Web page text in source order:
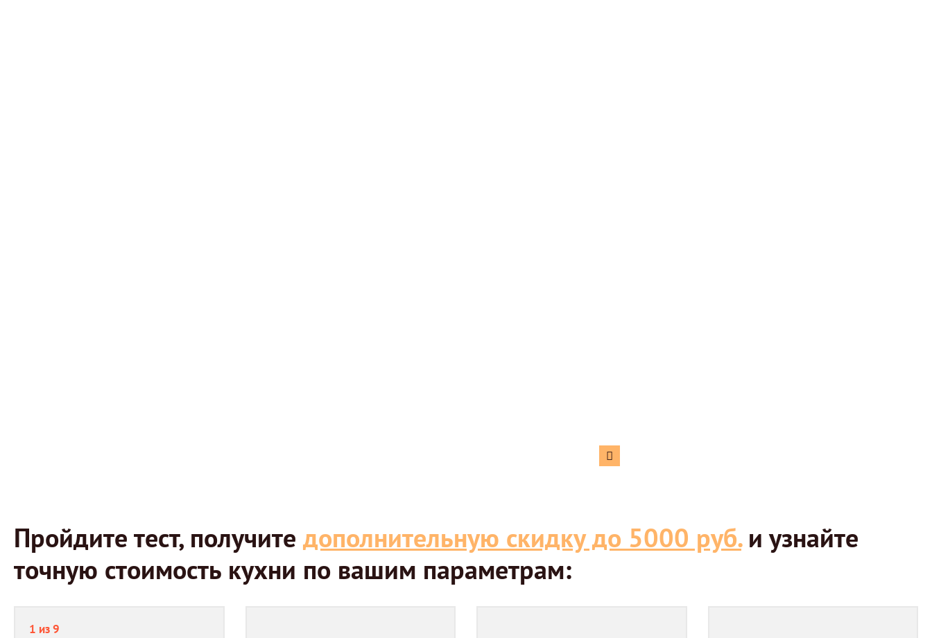
Пройдите тест, получите дополнительную скидку до 5000 руб.и узнайте
точную стоимость кухни по вашим параметрам:
1 из 9